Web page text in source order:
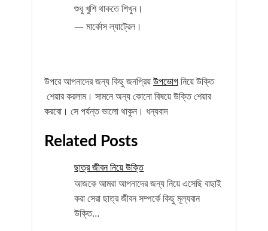
শুধু খুশি থাকতে শিখুন।
— মার্কোস ল্যাট্রেল।
উপরে আপনাদের জন্য কিছু জনপ্রিয়উপভোগনিয়ে উক্তি
শেয়ার করলাম। সামনে অন্য কোনো বিষয়ে উক্তি শেয়ার
করবো। সে পর্যন্ত ভালো থাকুন। ধন্যবাদ
Related Posts
ছাত্র জীবন নিয়ে উক্তি
আজকে আমরা আপনাদের জন্য নিয়ে এসেছি বাছাই
করা সেরা ছাত্র জীবন সম্পর্কে কিছু মূল্যবান
উক্তি…